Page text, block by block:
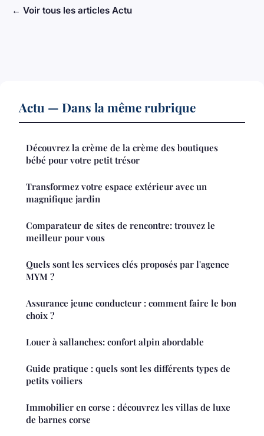
← Voir tous les articles Actu
Actu — Dans la même rubrique
Découvrez la crème de la crème des boutiques
bébé pour votre petit trésor
Transformez votre espace extérieur avec un
magnifique jardin
Comparateur de sites de rencontre: trouvez le
meilleur pour vous
Quels sont les services clés proposés par l'agence
MYM ?
Assurance jeune conducteur : comment faire le bon
choix ?
Louer à sallanches: confort alpin abordable
Guide pratique : quels sont les différents types de
petits voiliers
Immobilier en corse : découvrez les villas de luxe
de barnes corse